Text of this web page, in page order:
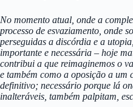
No momento atual, onde a
processo de esvaziamento, onde
perseguidas a discórdia e a
importante e necessária – hoje
contribui a que reimaginemos o
e também como a oposição a um
definitivo; necessário porque lá
inalteráveis, também palpitam,